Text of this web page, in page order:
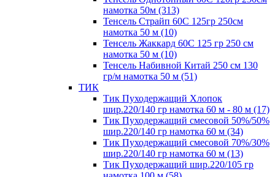
намотка 50м (313)
Тенсель Страйп 60С 125гр 250см
намотка 50 м (10)
Тенсель Жаккард 60С 125 гр 250 см
намотка 50 м (10)
Тенсель Набивной Китай 250 см 130
гр/м намотка 50 м (51)
ТИК
Тик Пуходержащий Хлопок
шир.220/140 гр намотка 60 м - 80 м (17)
Тик Пуходержащий смесовой 50%/50%
шир.220/140 гр намотка 60 м (34)
Тик Пуходержащий смесовой 70%/30%
шир.220/140 гр намотка 60 м (13)
Тик Пуходержащий шир.220/105 гр